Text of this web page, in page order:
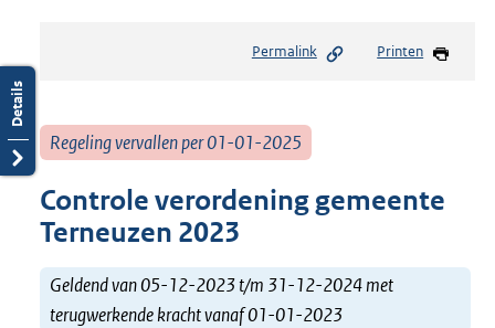
Permalink Printen
Regeling vervallen per 01-01-2025
Controle verordening gemeente
Terneuzen 2023
Geldend van 05-12-2023 t/m 31-12-2024 met
terugwerkende kracht vanaf 01-01-2023